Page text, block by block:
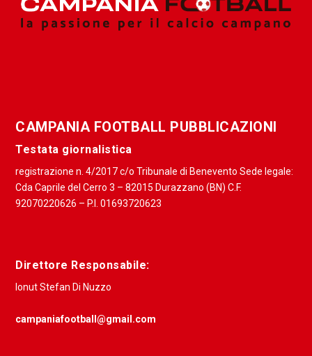
CAMPANIA FOOTBALL PUBBLICAZIONI
Testata giornalistica
registrazione n. 4/2017 c/o Tribunale di Benevento Sede legale:
Cda Caprile del Cerro 3 – 82015 Durazzano (BN) C.F.
92070220626 – P.I. 01693720623
Direttore Responsabile:
Ionut Stefan Di Nuzzo
campaniafootball@gmail.com